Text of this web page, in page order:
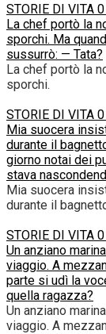
STORIE DI VITA 0
La chef portò la
sporchi. Ma
sussurrò: — Tata?
La chef portò la
sporchi.
STORIE DI VITA 0
Mia suocera
durante il
giorno notai dei
stava
Mia suocera
durante il
STORIE DI VITA 0
Un anziano
viaggio. A
parte si udì la
quella ragazza?
Un anziano
viaggio. A